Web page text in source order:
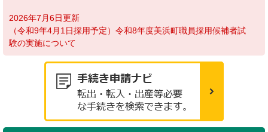
2026年7月6日更新
（令和9年4月1日採用予定）令和8年度美浜町職員採用候補者試
験の実施について